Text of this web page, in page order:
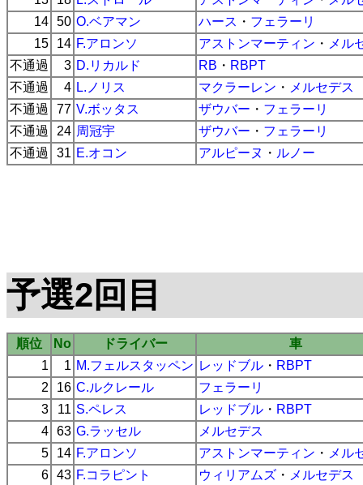
14 50 O.ベアマン ハース ・ フェラーリ
15
14 F.アロンソ アストンマーティン ・ メル
不通過
3 D.リカルド RB ・ RBPT
不通過
4 L.ノリス マクラーレン ・ メルセデス
不通過
77 V.ボッタス ザウバー ・ フェラーリ
不通過
24 周冠宇 ザウバー ・ フェラーリ
不通過
31 E.オコン アルピーヌ ・ ルノー
予選2回目
順位 No ドライバー
車
1
1 M.フェルスタッペン レッドブル ・ RBPT
2
16 C.ルクレール
フェラーリ
3
11 S.ペレス レッドブル ・ RBPT
4 63 G.ラッセル
メルセデス
5
14 F.アロンソ アストンマーティン ・ メル
6 43 F.コラピント ウィリアムズ ・ メルセデス